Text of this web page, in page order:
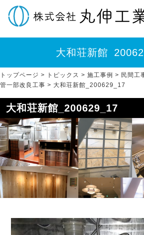
大和荘新館
トップページ > トピックス > 施工事例 > 民間工
管一部改良工事 > 大和荘新館_200629_17
大和荘新館_200629_17